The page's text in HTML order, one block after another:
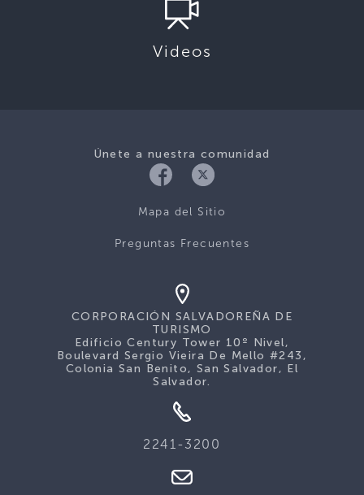
Videos
Únete a nuestra comunidad
Mapa del Sitio
Preguntas Frecuentes
CORPORACIÓN SALVADOREÑA DE
TURISMO
Edificio Century Tower 10º Nivel,
Boulevard Sergio Vieira De Mello #243,
Colonia San Benito, San Salvador, El
Salvador.
2241-3200